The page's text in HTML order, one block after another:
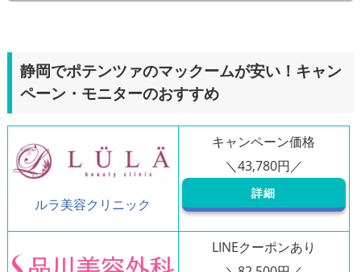
静岡でポテンツァのマックームが安い！キャン
ペーン・モニターのおすすめ
ルラ美容クリニック
キャンペーン価格
詳細
LINEクーポンあり